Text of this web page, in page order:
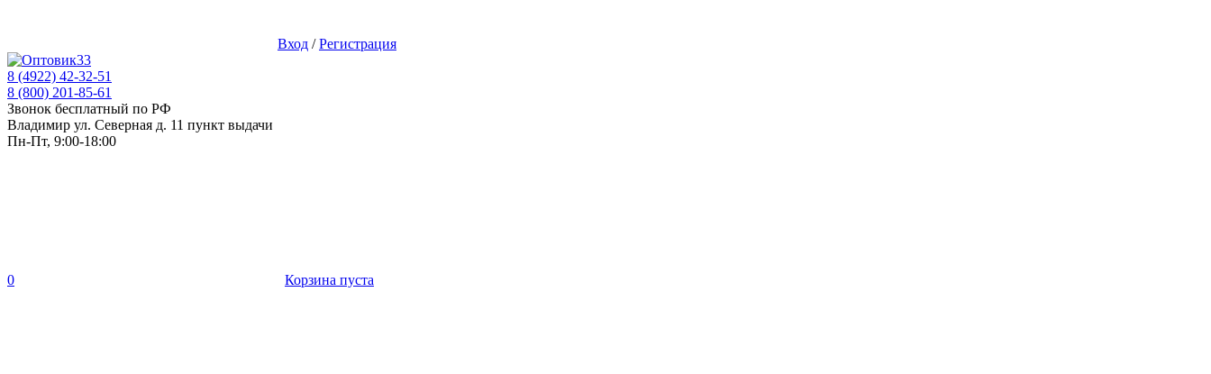
Вход /Регистрация
8 (4922) 42-32-51
8 (800) 201-85-61
Звонок бесплатный по РФ
Владимир ул. Северная д. 11 пункт выдачи
Пн-Пт, 9:00-18:00
0 Корзина пуста